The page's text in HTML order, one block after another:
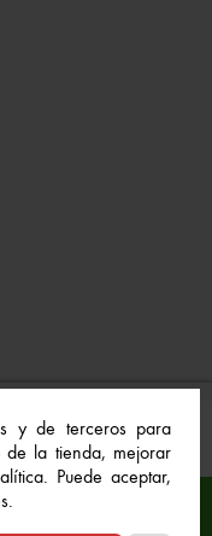
y de terceros para
de la tienda, mejorar
Puede aceptar,
los derechos